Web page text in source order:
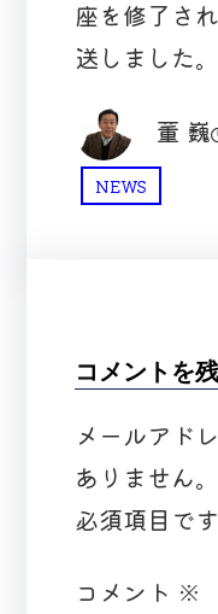
座を修了さ
送しました。
董 巍
NEWS
コメントを
メールアド
ありません。
必須項目です
コメント ※